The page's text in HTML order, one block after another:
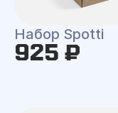
Набор Spotti
925 ₽